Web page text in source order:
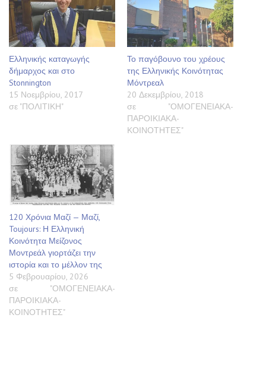
Ελληνικής καταγωγής
δήμαρχος και στο
Stonnington
15 Νοεμβρίου, 2017
σε "ΠΟΛΙΤΙΚΗ"
Το παγόβουνο του χρέους
της Ελληνικής Κοινότητας
Μόντρεαλ
20 Δεκεμβρίου, 2018
σε "ΟΜΟΓΕΝΕΙΑΚΑ-
ΠΑΡΟΙΚΙΑΚΑ-
ΚΟΙΝΟΤΗΤΕΣ"
120 Χρόνια Μαζί — Μαζί,
Toujours: Η Ελληνική
Κοινότητα Μείζονος
Μοντρεάλ γιορτάζει την
ιστορία και το μέλλον της
5 Φεβρουαρίου, 2026
σε "ΟΜΟΓΕΝΕΙΑΚΑ-
ΠΑΡΟΙΚΙΑΚΑ-
ΚΟΙΝΟΤΗΤΕΣ"